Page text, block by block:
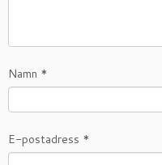
Namn *
E-postadress *